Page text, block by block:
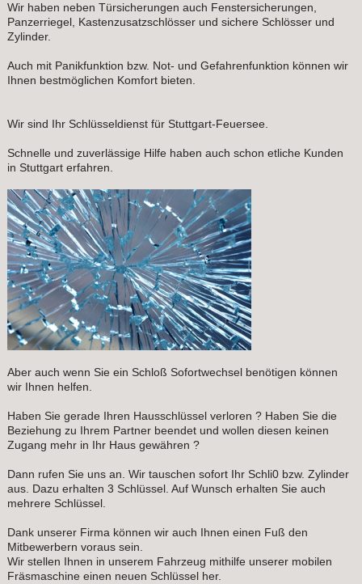
Wir haben neben Türsicherungen auch Fenstersicherungen,
Panzerriegel, Kastenzusatzschlösser und sichere Schlösser und
Zylinder.
Auch mit Panikfunktion bzw. Not- und Gefahrenfunktion können wir
Ihnen bestmöglichen Komfort bieten.
Wir sind Ihr Schlüsseldienst für Stuttgart-Feuersee.
Schnelle und zuverlässige Hilfe haben auch schon etliche Kunden
in Stuttgart erfahren.
Aber auch wenn Sie ein Schloß Sofortwechsel benötigen können
wir Ihnen helfen.
Haben Sie gerade Ihren Hausschlüssel verloren ? Haben Sie die
Beziehung zu Ihrem Partner beendet und wollen diesen keinen
Zugang mehr in Ihr Haus gewähren ?
Dann rufen Sie uns an. Wir tauschen sofort Ihr Schli0 bzw. Zylinder
aus. Dazu erhalten 3 Schlüssel. Auf Wunsch erhalten Sie auch
mehrere Schlüssel.
Dank unserer Firma können wir auch Ihnen einen Fuß den
Mitbewerbern voraus sein.
Wir stellen Ihnen in unserem Fahrzeug mithilfe unserer mobilen
Fräsmaschine einen neuen Schlüssel her.